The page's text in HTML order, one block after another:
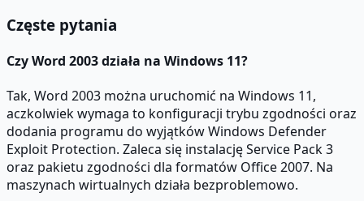
Częste pytania
Czy Word 2003 działa na Windows 11?
Tak, Word 2003 można uruchomić na Windows 11,
aczkolwiek wymaga to konfiguracji trybu zgodności oraz
dodania programu do wyjątków Windows Defender
Exploit Protection. Zaleca się instalację Service Pack 3
oraz pakietu zgodności dla formatów Office 2007. Na
maszynach wirtualnych działa bezproblemowo.